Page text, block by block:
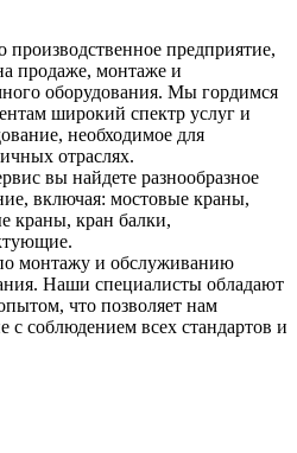
предприятие,
продаже, монтаже и
оборудования. Мы гордимся
широкий спектр услуг и
необходимое для
отраслях.
вы найдете разнообразное
включая: мостовые краны,
краны, кран балки,
монтажу и обслуживанию
Наши специалисты обладают
что позволяет нам
с соблюдением всех стандартов и